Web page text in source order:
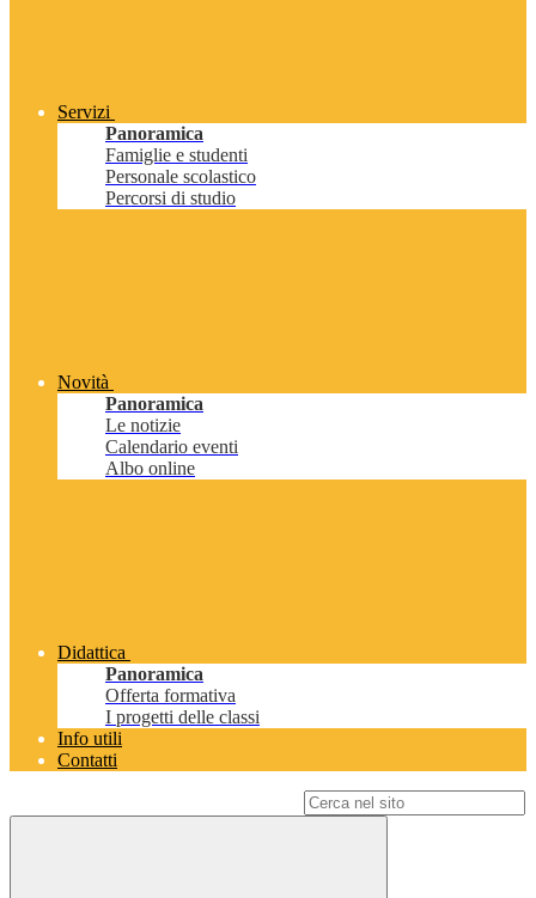
Servizi
Panoramica
Famiglie e studenti
Personale scolastico
Percorsi di studio
Novità
Panoramica
Le notizie
Calendario eventi
Albo online
Didattica
Panoramica
Offerta formativa
I progetti delle classi
Info utili
Contatti